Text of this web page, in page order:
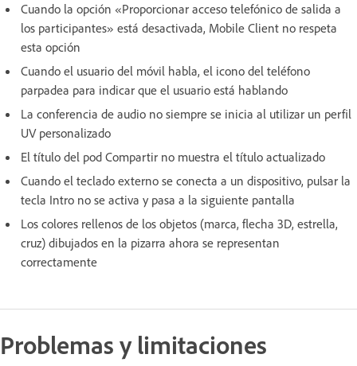
Cuando la opción «Proporcionar acceso telefónico de salida a
los participantes» está desactivada, Mobile Client no respeta
esta opción
Cuando el usuario del móvil habla, el icono del teléfono
parpadea para indicar que el usuario está hablando
La conferencia de audio no siempre se inicia al utilizar un perfil
UV personalizado
El título del pod Compartir no muestra el título actualizado
Cuando el teclado externo se conecta a un dispositivo, pulsar la
tecla Intro no se activa y pasa a la siguiente pantalla
Los colores rellenos de los objetos (marca, flecha 3D, estrella,
cruz) dibujados en la pizarra ahora se representan
correctamente
Problemas y limitaciones